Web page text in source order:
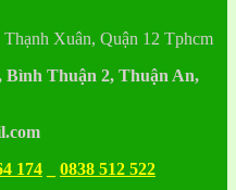
Xuân, Quận 12 Tphcm
Bình Thuận 2, Thuận An,
174 0838 512 522